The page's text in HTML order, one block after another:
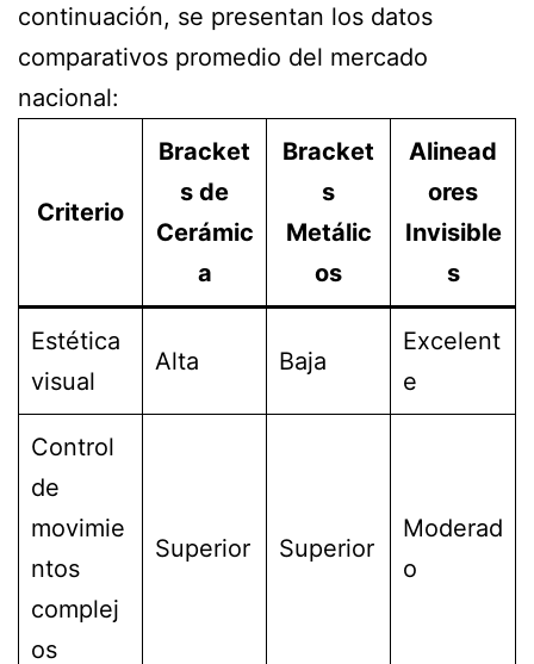
continuación, se presentan los datos
comparativos promedio del mercado
nacional:
Criterio
Bracket
s de
Cerámic
a
Bracket
s
Metálic
os
Alinead
ores
Invisible
s
Estética
visual
Alta Baja
Excelent
e
Control
de
movimie
ntos
complej
os
Superior Superior
Moderad
o